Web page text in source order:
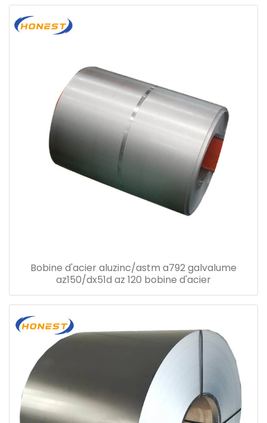
Bobine d'acier aluzinc/astm a792 galvalume
az150/dx51d az 120 bobine d'acier